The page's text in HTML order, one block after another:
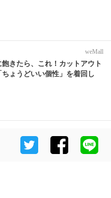
weMall
きたら、これ！カットアウト
ちょうどいい個性」を着回し